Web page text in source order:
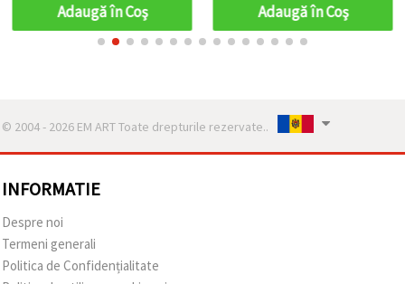
Adaugă în Coş Adaugă în Coş
© 2004 - 2026 EM ART Toate drepturile rezervate..
INFORMATIE
Despre noi
Termeni generali
Politica de Confidențialitate